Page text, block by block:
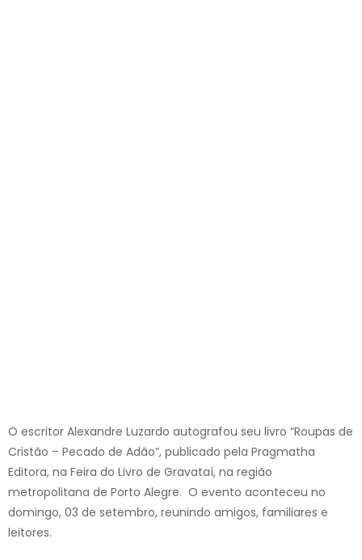
O escritor Alexandre Luzardo autografou seu livro “Roupas de
Cristão – Pecado de Adão”, publicado pela Pragmatha
Editora, na Feira do Livro de Gravataí, na região
metropolitana de Porto Alegre. O evento aconteceu no
domingo, 03 de setembro, reunindo amigos, familiares e
leitores.